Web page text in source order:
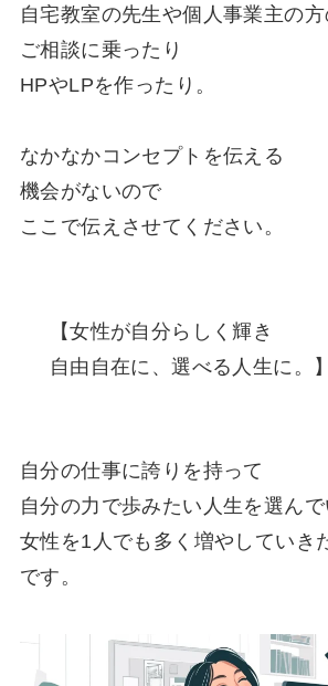
自宅教室の先生や個人事業主の
ご相談に乗ったり
HPやLPを作ったり。
なかなかコンセプトを伝える
機会がないので
ここで伝えさせてください。
【女性が自分らしく輝き
自由自在に、選べる人生に。】
自分の仕事に誇りを持って
自分の力で歩みたい人生を選んで
女性を1人でも多く増やしていき
です。